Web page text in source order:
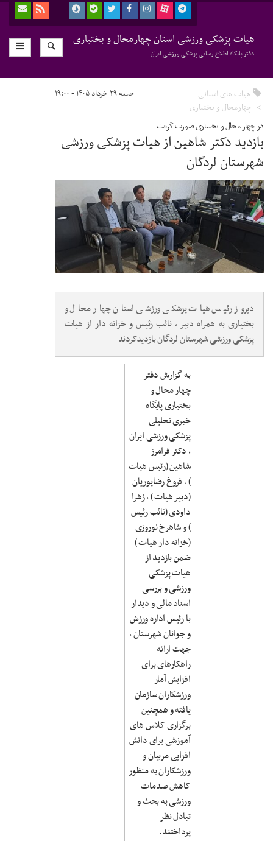
هیات پزشکی ورزشی استان چهارمحال و بختیاری
دفتر پایگاه اطلاع رسانی پزشکی ورزشی ایران
هیات های استانی
چهارمحال و بختیاری
جمعه ۲۹ خرداد ۱۴۰۵ - ۱۹:۰۰
در چهار محال و بختیاری صورت گرفت
بازدید دکتر شاهین از هیات پزشکی ورزشی
شهرستان لردگان
دیروز رئیس هیات پزشکی ورزشی استان چهار محال و
بختیاری به همراه دبیر ، نائب رئیس و خزانه دار از هیات
پزشکی ورزشی شهرستان لردگان بازدیدکردند
به گزارش دفتر
چهار محال و
بختیاری پایگاه
خبری تحلیلی
پزشکی ورزشی ایران
، دکتر فرامرز
شاهین (رئیس هیات
) ، فروغ رضاپوریان
(دبیر هیات ) ، زهرا
داودی (نائب رئیس
) و شاهرخ نوروزی
(خزانه دار هیات )
ضمن بازدید از
هیات پزشکی
ورزشی و بررسی
اسناد مالی و دیدار
با رئیس اداره ورزش
و جوانان شهرستان ،
جهت ارائه
راهکارهای برای
افزایش آمار
ورزشکاران سازمان
یافته و همچنین
برگزاری کلاس های
آموزشی برای دانش
افزایی مربیان و
ورزشکاران به منظور
کاهش صدمات
ورزشی به بحث و
تبادل نظر
پرداختند.